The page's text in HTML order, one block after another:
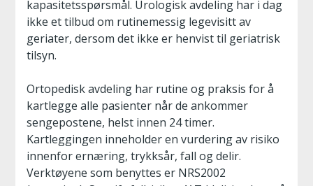
kapasitetsspørsmål. Urologisk avdeling har i dag
ikke et tilbud om rutinemessig legevisitt av
geriater, dersom det ikke er henvist til geriatrisk
tilsyn.
Ortopedisk avdeling har rutine og praksis for å
kartlegge alle pasienter når de ankommer
sengepostene, helst innen 24 timer.
Kartleggingen inneholder en vurdering av risiko
innenfor ernæring, trykksår, fall og delir.
Verktøyene som benyttes er NRS2002